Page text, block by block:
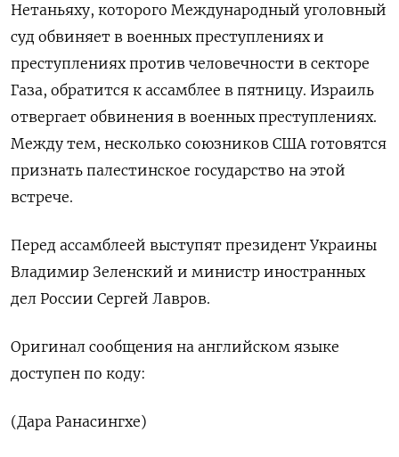
Нетаньяху, которого Международный уголовный
суд обвиняет в военных преступлениях и
преступлениях против человечности в секторе
Газа, обратится к ассамблее в пятницу. Израиль
отвергает обвинения в военных преступлениях.
Между тем, несколько союзников США готовятся
признать палестинское государство на этой
встрече.
Перед ассамблеей выступят президент Украины
Владимир Зеленский и министр иностранных
дел России Сергей Лавров.
Оригинал сообщения на английском языке
доступен по коду:
(Дара Ранасингхе)